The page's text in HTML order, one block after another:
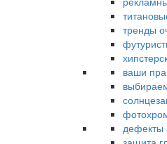
тренды
ваши
дефекты